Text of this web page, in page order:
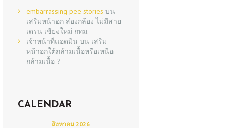
embarrassing pee stories บน
เสริมหน้าอก ส่องกล้อง ไม่มีสาย
เดรน เชียงใหม่ กทม.
เจ้าหน้าที่แอดมิน บน เสริม
หน้าอกใต้กล้ามเนื้อหรือเหนือ
กล้ามเนื้อ ?
CALENDAR
สิงหาคม 2026